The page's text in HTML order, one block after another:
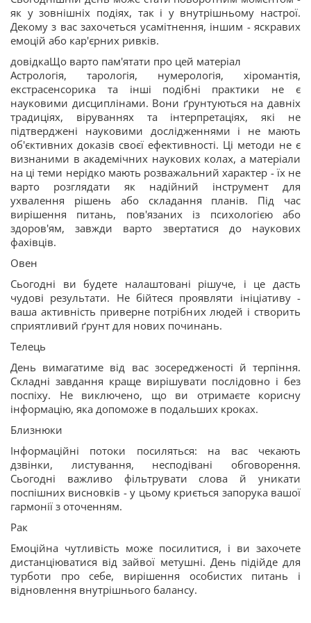
як у зовнішніх подіях, так і у внутрішньому настрої.
Декому з вас захочеться усамітнення, іншим - яскравих
емоцій або кар'єрних ривків.
довідкаЩо варто пам'ятати про цей матеріал
Астрологія, тарологія, нумерологія, хіромантія,
екстрасенсорика та інші подібні практики не є
науковими дисциплінами. Вони ґрунтуються на давніх
традиціях, віруваннях та інтерпретаціях, які не
підтверджені науковими дослідженнями і не мають
об'єктивних доказів своєї ефективності. Ці методи не є
визнаними в академічних наукових колах, а матеріали
на ці теми нерідко мають розважальний характер - їх не
варто розглядати як надійний інструмент для
ухвалення рішень або складання планів. Під час
вирішення питань, пов'язаних із психологією або
здоров'ям, завжди варто звертатися до наукових
фахівців.
Овен
Сьогодні ви будете налаштовані рішуче, і це дасть
чудові результати. Не бійтеся проявляти ініціативу -
ваша активність приверне потрібних людей і створить
сприятливий ґрунт для нових починань.
Телець
День вимагатиме від вас зосередженості й терпіння.
Складні завдання краще вирішувати послідовно і без
поспіху. Не виключено, що ви отримаєте корисну
інформацію, яка допоможе в подальших кроках.
Близнюки
Інформаційні потоки посиляться: на вас чекають
дзвінки, листування, несподівані обговорення.
Сьогодні важливо фільтрувати слова й уникати
поспішних висновків - у цьому криється запорука вашої
гармонії з оточенням.
Рак
Емоційна чутливість може посилитися, і ви захочете
дистанціюватися від зайвої метушні. День підійде для
турботи про себе, вирішення особистих питань і
відновлення внутрішнього балансу.